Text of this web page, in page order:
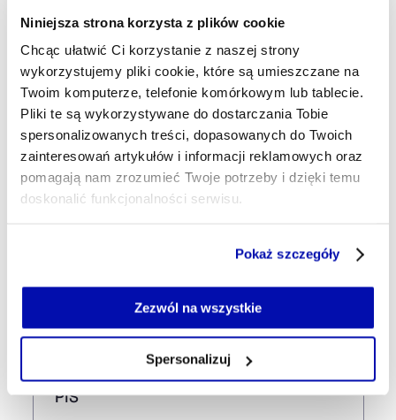
Niniejsza strona korzysta z plików cookie
Chcąc ułatwić Ci korzystanie z naszej strony
wykorzystujemy pliki cookie, które są umieszczane na
Twoim komputerze, telefonie komórkowym lub tablecie.
Pliki te są wykorzystywane do dostarczania Tobie
spersonalizowanych treści, dopasowanych do Twoich
zainteresowań artykułów i informacji reklamowych oraz
pomagają nam zrozumieć Twoje potrzeby i dzięki temu
doskonalić funkcjonalności serwisu.
Jeżeli nie wyrażasz zgody na zapisywanie plików cookie,
możesz łatwo zarządzać swoimi uprawnieniami, np. we
własnej przeglądarce internetowej lub po wybraniu opcji
Pokaż szczegóły
Zezwól na wszystkie
Spersonalizuj
6 min temu
Deportacje migrantów i zmiany w
finansowaniu armii. Nowe pomysły
PiS
Udostępnij Kopiuj link artykułu
Udostępnij na LinkedIn
Udostępnij na Twitterze
Udostępnij na
Udostępnij
Strona główna Na żywo
Po publikacji wyników kurs
PGE znacznie w górę, Dino znacząco w dół